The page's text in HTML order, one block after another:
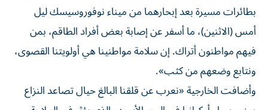
بطائرات مسيرة بعد إبحارهما من ميناء نوفوروسيسك ليل
أمس (الاثنين)، ما أسفر عن إصابة بعض أفراد الطاقم، بمن
فيهم مواطنون أتراك. إن سلامة مواطنينا هي أولويتنا القصوى،
ونتابع وضعهم من كثب».
وأضافت الخارجية «نعرب عن قلقنا البالغ حيال تصاعد النزاع